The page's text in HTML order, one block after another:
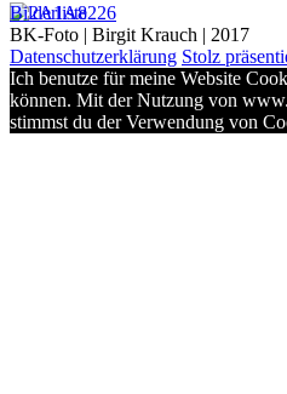
Bilderliste
BK-Foto | Birgit Krauch | 2017
Datenschutzerklärung Stolz
Ich benutze für meine Website
können. Mit der Nutzung von
stimmst du der Verwendung von